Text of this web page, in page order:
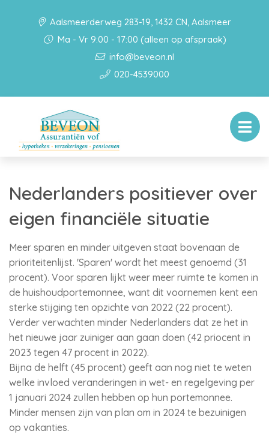
Aalsmeerderweg 283-19, 1432 CN, Aalsmeer
Ma - Vr 9:00 - 17:00 (alleen op afspraak)
info@beveon.nl
020-4539000
Nederlanders positiever over
eigen financiële situatie
Meer sparen en minder uitgeven staat bovenaan de
prioriteitenlijst. 'Sparen' wordt het meest genoemd (31
procent). Voor sparen lijkt weer meer ruimte te komen in
de huishoudportemonnee, want dit voornemen kent een
sterke stijging ten opzichte van 2022 (22 procent).
Verder verwachten minder Nederlanders dat ze het in
het nieuwe jaar zuiniger aan gaan doen (42 priocent in
2023 tegen 47 procent in 2022).
Bijna de helft (45 procent) geeft aan nog niet te weten
welke invloed veranderingen in wet- en regelgeving per
1 januari 2024 zullen hebben op hun portemonnee.
Minder mensen zijn van plan om in 2024 te bezuinigen
op vakanties.